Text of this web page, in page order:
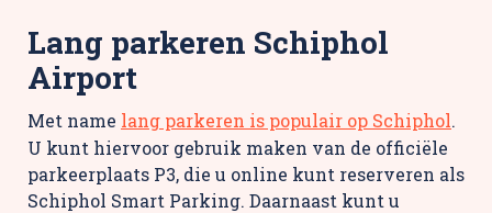
Lang parkeren Schiphol
Airport
Met name lang parkeren is populair op Schiphol.
U kunt hiervoor gebruik maken van de officiële
parkeerplaats P3, die u online kunt reserveren als
Schiphol Smart Parking. Daarnaast kunt u